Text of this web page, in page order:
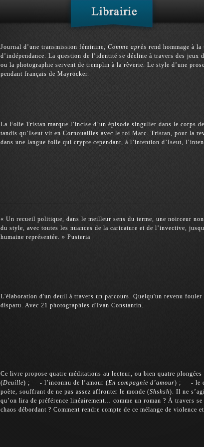
Journal d’une transmission féminine, Comme après rend hommage à
d’indépendance. La question de l’identité se décline à travers des
ou la photographie servent de tremplin à la rêverie. Le style d’une
pendant français de Mayröcker.
La Folie Tristan marque l’incise d’un épisode singulier dans le corps
tandis qu’Iseut vit en Cornouailles avec le roi Marc. Tristan, pour la
dans une langue folle qui crypte cependant, à l’intention d’Iseut,
« Un recueil politique, dans le meilleur sens du terme, une noirceur
du style, avec toutes les nuances de la caricature et de l’invective,
humaine représentée. » Pusteria
L'élaboration d'un deuil à travers un parcours. Quelqu'un revenu
disparu. Avec 21 photographies d'Ivan Constantin.
Ce livre propose quatre méditations au lecteur, ou bien quatre
(Deuille) ; - l’inconnu de l’amour (En compagnie d’amour) ; - le
poète, souffrant de ne pas assez affronter le monde (Shshsh). Il ne
qu’on lira de préférence linéairement… comme un roman ? À travers
chaos débordant ? Comment rendre compte de ce mélange de violence